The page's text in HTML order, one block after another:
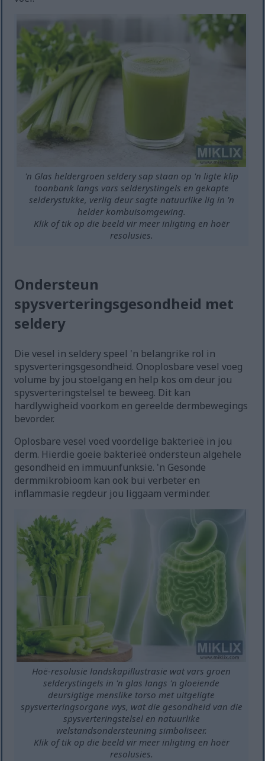
'n Glas heldergroen seldery sap staan op 'n ligte klip
toonbank langs vars selderystingels en gekapte
selderystukke, verlig deur sagte natuurlike lig in 'n
helder kombuisomgewing.
Klik of tik op die beeld vir meer inligting en hoër
resolusies.
Ondersteun
spysverteringsgesondheid met
seldery
Die vesel in seldery speel 'n belangrike rol in
spysverteringsgesondheid. Onoplosbare vesel voeg
volume by jou stoelgang en help kos om deur jou
spysverteringstelsel te beweeg. Dit kan
hardlywigheid voorkom en gereelde dermbewegings
bevorder.
Oplosbare vesel voed voordelige bakterieë in jou
derm. Hierdie goeie bakterieë ondersteun algehele
gesondheid en immuunfunksie. 'n Gesonde
dermmikrobioom kan ook bui verbeter en
inflammasie regdeur jou liggaam verminder.
Hoë-resolusie landskapillustrasie wat vars groen
selderystingels in 'n glas langs 'n gloeiende
deursigtige menslike torso met uitgeligte
spysverteringsorgane wys, wat die gesondheid van die
spysverteringstelsel en natuurlike
welstandsondersteuning simboliseer.
Klik of tik op die beeld vir meer inligting en hoër
resolusies.